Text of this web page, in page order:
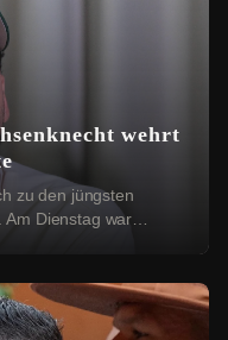
wehrt
zu den jüngsten
Am Dienstag war